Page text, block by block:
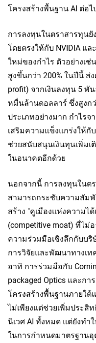
โครงสร้างพื้นฐาน AI ต่อไ
การลงทุนในตราสารทุนยั
โดยตรงให้กับ NVIDIA แ
ใหม่ของกำไร ตัวอย่างเ
สูงขึ้นกว่า 200% ในปีนี้ ส่
profit) จากเงินลงทุน 5 พั
หมื่นล้านดอลลาร์ ซึ่งสูงก
ประเภทอย่างมาก กำไรจ
เสริมความแข็งแกร่งให้กั
ช่วยสนับสนุนเงินทุนเพิ่มเ
ในอนาคตอีกด้วย
นอกจากนี้ การลงทุนในต
สามารถกระชับความสัม
สร้าง "คูเมืองแห่งความไ
(competitive moat) ที่ไ
ความร่วมมือเชิงลึกกับบ
การวิจัยและพัฒนาทางเ
อาทิ การร่วมมือกับ
packaged Optics และกา
โครงสร้างพื้นฐานภายใต้
ไม่เพียงแต่ช่วยเพิ่มประสิ
นิเวศ AI ทั้งหมด แต่ยังทำ
ในการกำหนดมาตรฐาน